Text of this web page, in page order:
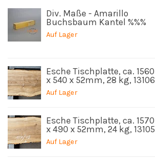
Div. Maße - Amarillo
Buchsbaum Kantel %%%
Auf Lager
Esche Tischplatte, ca. 1560
x 540 x 52mm, 28 kg, 13106
Auf Lager
Esche Tischplatte, ca. 1570
x 490 x 52mm, 24 kg, 13105
Auf Lager